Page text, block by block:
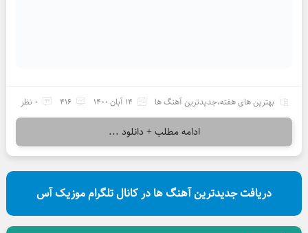
بهترین های هفته،جدیدترین آهنگ ها 14 آبان 1400 416 0 نظر
ادامه مطلب + دانلود ...
دریافت جدیدترین آهنگ ها در کانال تلگرام موزیک آس